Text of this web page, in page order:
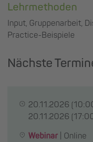
Lehrmethoden
Input, Gruppenarbeit,
Practice-Beispiele
Nächste
20.11.2026
20.11.2026
Webinar
Online